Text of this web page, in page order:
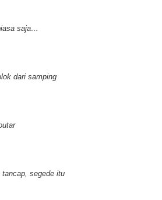
saja…
dari samping
segede itu